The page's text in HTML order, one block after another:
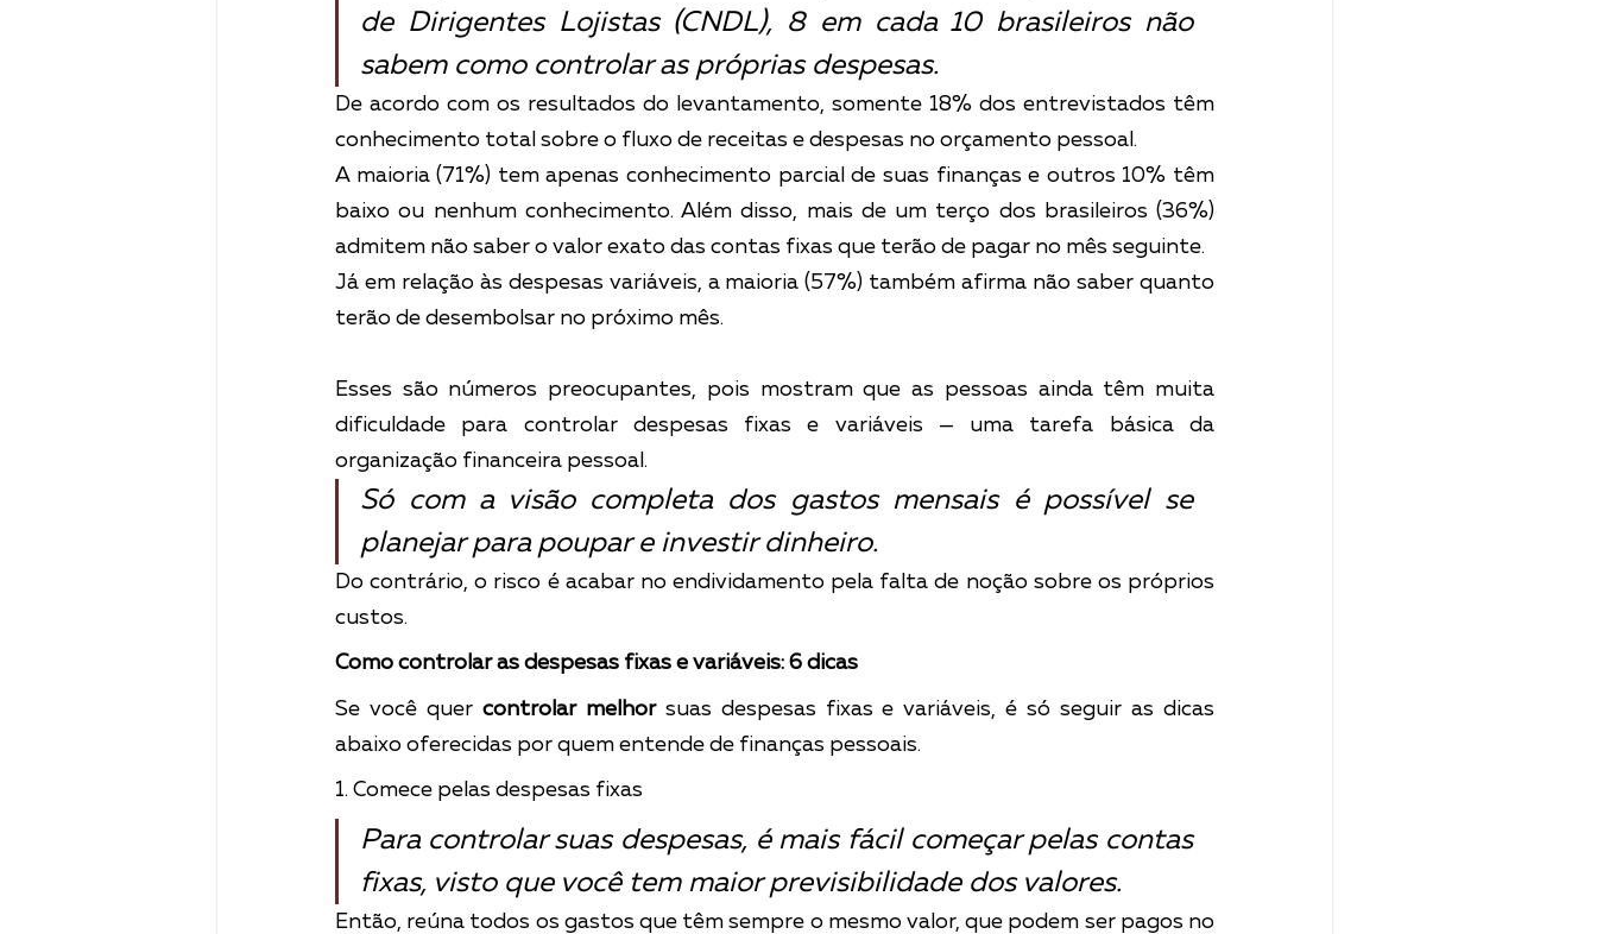
de Dirigentes Lojistas (CNDL), 8 em cada 10 brasileiros não
sabem como controlar as próprias despesas.
De acordo com os resultados do levantamento, somente 18% dos entrevistados têm
conhecimento total sobre o fluxo de receitas e despesas no orçamento pessoal.
A maioria (71%) tem apenas conhecimento parcial de suas finanças e outros 10% têm
baixo ou nenhum conhecimento. Além disso, mais de um terço dos brasileiros (36%)
admitem não saber o valor exato das contas fixas que terão de pagar no mês seguinte.
Já em relação às despesas variáveis, a maioria (57%) também afirma não saber quanto
terão de desembolsar no próximo mês.
Esses são números preocupantes, pois mostram que as pessoas ainda têm muita
dificuldade para controlar despesas fixas e variáveis — uma tarefa básica da
organização financeira pessoal.
Só com a visão completa dos gastos mensais é possível se
planejar para poupar e investir dinheiro.
Do contrário, o risco é acabar no endividamento pela falta de noção sobre os próprios
custos.
Como controlar as despesas fixas e variáveis: 6 dicas
Se você quer controlar melhor suas despesas fixas e variáveis, é só seguir as dicas
abaixo oferecidas por quem entende de finanças pessoais.
1. Comece pelas despesas fixas
Para controlar suas despesas, é mais fácil começar pelas contas
fixas, visto que você tem maior previsibilidade dos valores.
Então, reúna todos os gastos que têm sempre o mesmo valor, que podem ser pagos no